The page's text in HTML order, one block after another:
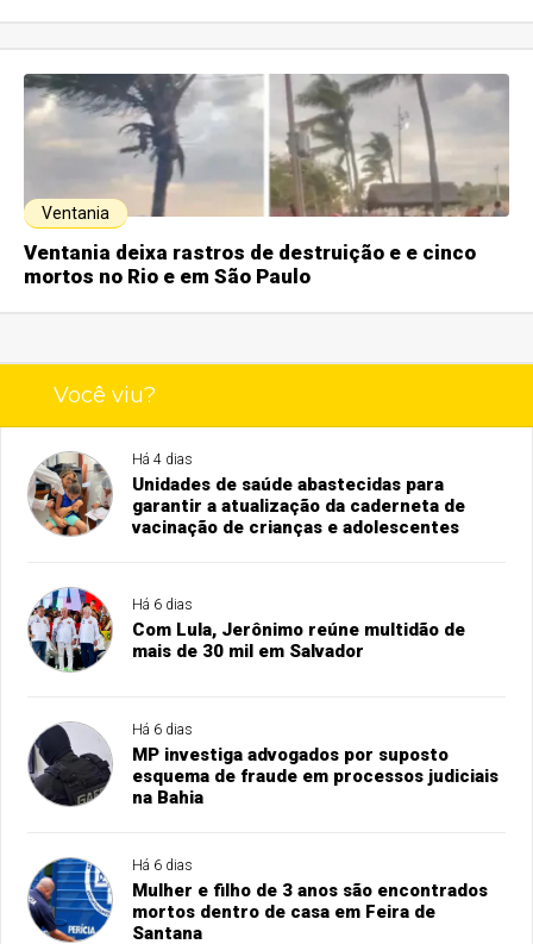
Ventania
Ventania deixa rastros de destruição e e cinco
mortos no Rio e em São Paulo
Você viu?
Há 4 dias
Unidades de saúde abastecidas para
garantir a atualização da caderneta de
vacinação de crianças e adolescentes
Há 6 dias
Com Lula, Jerônimo reúne multidão de
mais de 30 mil em Salvador
Há 6 dias
MP investiga advogados por suposto
esquema de fraude em processos judiciais
na Bahia
Há 6 dias
Mulher e filho de 3 anos são encontrados
mortos dentro de casa em Feira de
Santana